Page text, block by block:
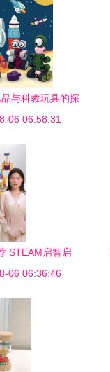
与科教玩具的探
06 06:58:31
STEAM启智启
技能
06 06:36:46